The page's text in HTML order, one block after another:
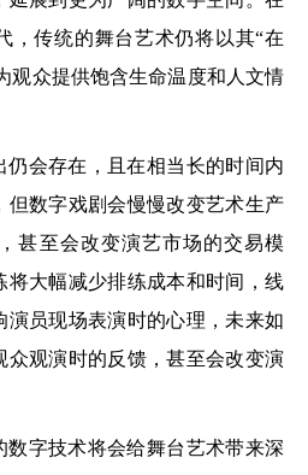
，传统的舞台艺术仍将以其“在
观众提供饱含生命温度和人文情
仍会存在，且在相当长的时间内
但数字戏剧会慢慢改变艺术生产
甚至会改变演艺市场的交易模
将大幅减少排练成本和时间，线
演员现场表演时的心理，未来如
众观演时的反馈，甚至会改变演
数字技术将会给舞台艺术带来深